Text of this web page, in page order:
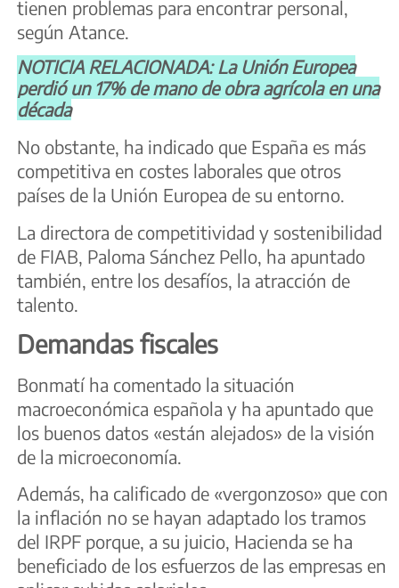
tienen problemas para encontrar personal,
según Atance.
NOTICIA RELACIONADA: La Unión Europea
perdió un 17% de mano de obra agrícola en una
década
No obstante, ha indicado que España es más
competitiva en costes laborales que otros
países de la Unión Europea de su entorno.
La directora de competitividad y sostenibilidad
de FIAB, Paloma Sánchez Pello, ha apuntado
también, entre los desafíos, la atracción de
talento.
Demandas fiscales
Bonmatí ha comentado la situación
macroeconómica española y ha apuntado que
los buenos datos «están alejados» de la visión
de la microeconomía.
Además, ha calificado de «vergonzoso» que con
la inflación no se hayan adaptado los tramos
del IRPF porque, a su juicio, Hacienda se ha
beneficiado de los esfuerzos de las empresas en